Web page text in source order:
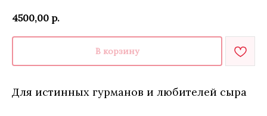
4500,00 р.
В корзину
Для истинных гурманов и любителей сыра